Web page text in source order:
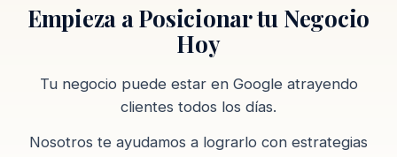
Empieza a Posicionar tu Negocio
Hoy
Tu negocio puede estar en Google atrayendo
clientes todos los días.
Nosotros te ayudamos a lograrlo con estrategias